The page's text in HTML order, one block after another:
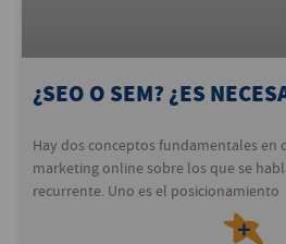
¿SEO O SEM? ¿ES
Hay dos conceptos fundamentales en
marketing online sobre los que se
recurrente. Uno es el posicionamiento
＋